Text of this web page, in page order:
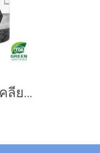
ทีโอเอ ลอฟท์ เคลียร์ โค้ท ฟลอร์